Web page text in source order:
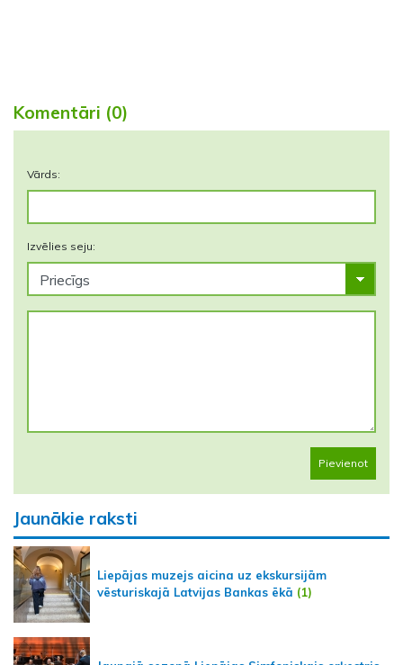
Komentāri (0)
Vārds:
Izvēlies seju:
Pievienot
Jaunākie raksti
Liepājas muzejs aicina uz ekskursijām
vēsturiskajā Latvijas Bankas ēkā (1)